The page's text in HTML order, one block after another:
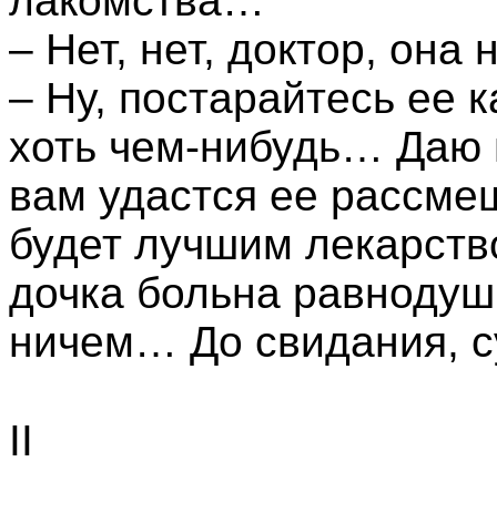
– Нет, нет, доктор, она
– Ну, постарайтесь ее
хоть чем-нибудь… Даю
вам удастся ее
будет лучшим
дочка больна
ничем… До свидания,
II